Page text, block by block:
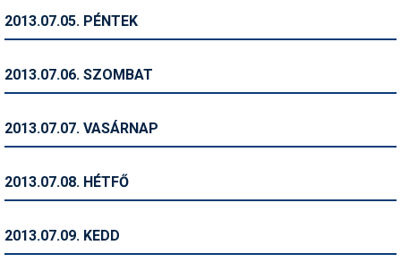
Kerékpár
Magazinok
Pályázatok
2013.07.05. PÉNTEK
2013.07.06. SZOMBAT
2013.07.07. VASÁRNAP
2013.07.08. HÉTFŐ
2013.07.09. KEDD